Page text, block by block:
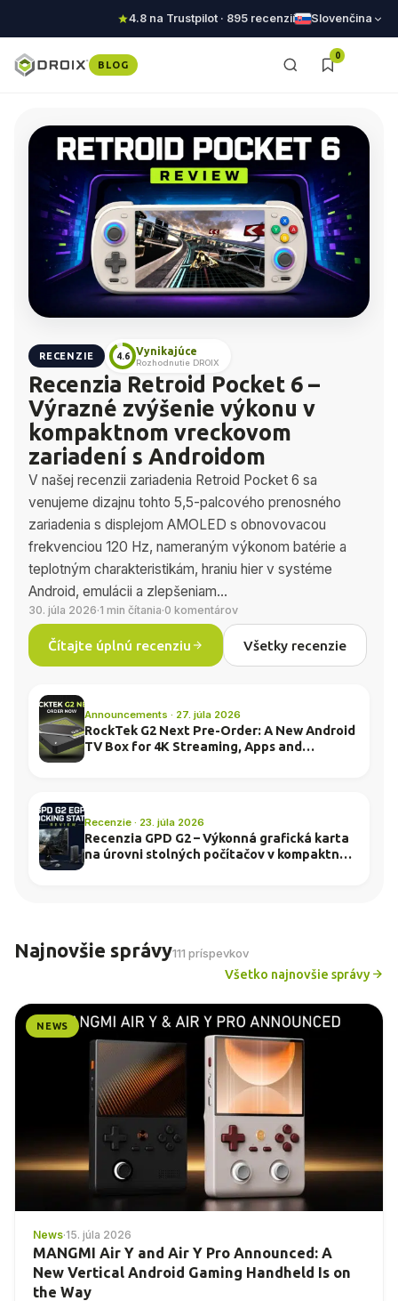
4.8 na Trustpilot · 895 recenzií Slovenčina
BLOG
0
RECENZIE 4.6 Vynikajúce
Rozhodnutie DROIX
Recenzia Retroid Pocket 6 –
Výrazné zvýšenie výkonu v
kompaktnom vreckovom
zariadení s Androidom
V našej recenzii zariadenia Retroid Pocket 6 sa
venujeme dizajnu tohto 5,5-palcového prenosného
zariadenia s displejom AMOLED s obnovovacou
frekvenciou 120 Hz, nameraným výkonom batérie a
teplotným charakteristikám, hraniu hier v systéme
Android, emulácii a zlepšeniam...
30. júla 2026·1 min čítania·0 komentárov
Čítajte úplnú recenziu Všetky recenzie
Announcements · 27. júla 2026
RockTek G2 Next Pre-Order: A New Android
TV Box for 4K Streaming, Apps and
Everyday Entertainment
Recenzie · 23. júla 2026
Recenzia GPD G2 – Výkonná grafická karta
na úrovni stolných počítačov v kompaktnej
Najnovšie správy111 príspevkov
Všetko najnovšie správy
NEWS
News·15. júla 2026
MANGMI Air Y and Air Y Pro Announced: A
New Vertical Android Gaming Handheld Is on
the Way